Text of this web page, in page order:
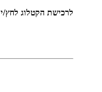
לרכישת הקטלוג לחץ/י